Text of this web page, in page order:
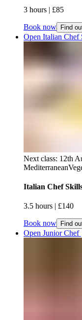
3 hours​​​​‌ ‍ ​‍​‍‌‍ ‌ ​‍‌‍‍‌‌‍‌ ‌‍‍‌‌‍ ‍​‍​‍​ ‍‍​‍​‍‌ ​ ‌‍​‌‌‍ ‍‌‍‍‌‌ ‌​‌ ‍‌​‍ ‍‌‍‍‌‌‍ ​‍​‍​‍ ​​‍​‍‌‍‍​‌ ​‍‌‍‌‌‌‍‌‍​‍​‍​ ‍‍​‍​‍‌‍‍​‌ ‌​‌ ‌​‌ ​​‌ ​ ​ ‍‍​‍ ​‍ ‌‍ ​​‍ ‌‌‍​‌‌‍ ‍‌‍‌​​‍ ‌‌ ​‍​‍ ‌‌‍‍​‌‍ ‌ ‌​‌‍‌‌‌‍ ​‌ ​ ​‍ ‌‌ ​ ‌ ‌​‌ ‌‌‌‍‌​‌‍‍‌‌‍ ​‍ ‍‌ ‌‍‌‍‌‌‌ ​‍‌‍​ ‌‍‌‌‌‍ ​​‍ ‍‌‍​‌‌ ​​‌ ​​​‍ ‌‍‍‌‌‍ ‍‌ ‌​‌‍‌‌‌‍ ‍‌ ‌​​‍ ‌‍‌‌‌‍‌​‌‍‍‌‌ ‌​​‍ ‌‍ ‌‌‍ ‌‍‌​‌‍‌‌​ ‌‌ ​​‌ ​‍‌‍‌‌‌ ​ ‌‍‌‌‌‍ ‍‌ ‌​‌‍​‌‌ ‌​‌‍‍‌‌‍ ‌‍ ‍​ ‍ ‌‍‍‌‌‍‌​​ ‌​ ‍‌‌‍​‌​ ‌ ‌‍​‍‌‍​ ​ ‌‍‌‍‌​​ ‌‌​‍ ‌‌‍​‌​ ‍‌​ ‌​‌‍​‌​‍ ‌​ ‌​​ ‍‌‌‍‌‍‌‍‌​​‍ ‌‌‍​‍​ ‌ ​ ‍​​ ‌‍​‍ ‌​ ​​​ ‍‌‌‍​‍‌‍‌​​ ​ ‌‍​‍‌‍‌‌‌‍​‍​ ‌​‌‍​‍​ ​‌‌‍​‌​ ‍ ‌ ‌​‌ ‍‌‌ ​​‌‍‌‌​ ‌‌‍‍​‌‍ ‌ ‌​‌‍‌‌‌‍ ​‌​​ ‌‍ ​‌‍​‌‌ ​ ‌ ​ ​ ‍ ‌ ​​‌‍​‌‌ ‌​‌‍‍​​ ‌‌ ‌​‌‍‍‌‌‍ ‌‌‍‌‌​ ‌‍​‍‌‍​‌‌ ​ ‌‍‌‌‌‌‌‌‌ ​‍‌‍ ​​ ‌‌‍‍​‌ ‌​‌ ‌​‌ ​​‌ ​ ​‍‌‌​ ​ ‌​​‌​‍‌‌​ ​‍‌​‌‍​‍‌‌​ ​‍‌​‌‍‌‍ ​​‍ ‌‌‍​‌‌‍ ‍‌‍‌​​‍ ‌‌ ​‍​‍ ‌‌‍‍​‌‍ ‌ ‌​‌‍‌‌‌‍ ​‌ ​ ​‍ ‌‌ ​ ‌ ‌​‌ ‌‌‌‍‌​‌‍‍‌‌‍ ​‍ ‍‌ ‌‍‌‍‌‌‌ ​‍‌‍​ ‌‍‌‌‌‍ ​​‍ ‍‌‍​‌‌ ​​‌ ​​​‍‌‍‌‍‍‌‌‍‌​​ ‌​ ‍‌‌‍​‌​ ‌ ‌‍​‍‌‍​ ​ ‌‍‌‍‌​​ ‌‌​‍ ‌‌‍​‌​ ‍‌​ ‌​‌‍​‌​‍ ‌​ ‌​​ ‍‌‌‍‌‍‌‍‌​​‍ ‌‌‍​‍​ ‌ ​ ‍​​ ‌‍​‍ ‌​ ​​​ ‍‌‌‍​‍‌‍‌​​ ​ ‌‍​‍‌‍‌‌‌‍​‍​ ‌​‌‍​‍​ ​‌‌‍​‌​‍‌‍‌ ‌​‌ ‍‌‌ ​​‌‍‌‌​ ‌‌‍‍​‌‍ ‌ ‌​‌‍‌‌‌‍ ​‌​​ ‌‍ ​‌‍​‌‌ ​ ‌ ​ ​‍‌‍‌ ​​‌‍​‌‌ ‌​‌‍‍​​ ‌‌ ‌​‌‍‍‌‌‍ ‌‌‍‌‌​‍‌‍‌ ​​‌‍‌‌‌ ​‍‌ ​ ‌ ​​‌‍‌‌‌‍​ ‌ ‌​‌‍‍‌‌ ‌‍‌‍‌‌​ ‌‌ ​​‌ ‌‌‌‍​‍‌‍ ​‌‍‍‌‌ ​ ‌‍‍​‌‍‌‌‌‍‌​​‍​‍‌ ‌ | £85​​​​‌ ‍ ​‍​‍‌‍ ‌ ​‍‌‍‍‌‌‍‌ ‌‍‍‌‌‍ ‍​‍​‍​ ‍‍​‍​‍‌ ​ ‌‍​‌‌‍ ‍‌‍‍‌‌ ‌​‌ ‍‌​‍ ‍‌‍‍‌‌‍ ​‍​‍​‍ ​​‍​‍‌‍‍​‌ ​‍‌‍‌‌‌‍‌‍​‍​‍​ ‍‍​‍​‍‌‍‍​‌ ‌​‌ ‌​‌ ​​‌ ​ ​ ‍‍​‍ ​‍ ‌‍ ​​‍ ‌‌‍​‌‌‍ ‍‌‍‌​​‍ ‌‌ ​‍​‍ ‌‌‍‍​‌‍ ‌ ‌​‌‍‌‌‌‍ ​‌ ​ ​‍ ‌‌ ​ ‌ ‌​‌ ‌‌‌‍‌​‌‍‍‌‌‍ ​‍ ‍‌ ‌‍‌‍‌‌‌ ​‍‌‍​ ‌‍‌‌‌‍ ​​‍ ‍‌‍​‌‌ ​​‌ ​​​‍ ‌‍‍‌‌‍ ‍‌ ‌​‌‍‌‌‌‍ ‍‌ ‌​​‍ ‌‍‌‌‌‍‌​‌‍‍‌‌ ‌​​‍ ‌‍ ‌‌‍ ‌‍‌​‌‍‌‌​ ‌‌ ​​‌ ​‍‌‍‌‌‌ ​ ‌‍‌‌‌‍ ‍‌ ‌​‌‍​‌‌ ‌​‌‍‍‌‌‍ ‌‍ ‍​ ‍ ‌‍‍‌‌‍‌​​ ‌​ ‍‌‌‍​‌​ ‌ ‌‍​‍‌‍​ ​ ‌‍‌‍‌​​ ‌‌​‍ ‌‌‍​‌​ ‍‌​ ‌​‌‍​‌​‍ ‌​ ‌​​ ‍‌‌‍‌‍‌‍‌​​‍ ‌‌‍​‍​ ‌ ​ ‍​​ ‌‍​‍ ‌​ ​​​ ‍‌‌‍​‍‌‍‌​​ ​ ‌‍​‍‌‍‌‌‌‍​‍​ ‌​‌‍​‍​ ​‌‌‍​‌​ ‍ ‌ ‌​‌ ‍‌‌ ​​‌‍‌‌​ ‌‌‍‍​‌‍ ‌ ‌​‌‍‌‌‌‍ ​‌​​ ‌‍ ​‌‍​‌‌ ​ ‌ ​ ​ ‍ ‌ ​​‌‍​‌‌ ‌​‌‍‍​​ ‌‌ ​​‌ ​‍‌‍‍‌‌‍​ ‌‍‌‌​ ‌‍​‍‌‍​‌‌ ​ ‌‍‌‌‌‌‌‌‌ ​‍‌‍ ​​ ‌‌‍‍​‌ ‌​‌ ‌​‌ ​​‌ ​ ​‍‌‌​ ​ ‌​​‌​‍‌‌​ ​‍‌​‌‍​‍‌‌​ ​‍‌​‌‍‌‍ ​​‍ ‌‌‍​‌‌‍ ‍‌‍‌​​‍ ‌‌ ​‍​‍ ‌‌‍‍​‌‍ ‌ ‌​‌‍‌‌‌‍ ​‌ ​ ​‍ ‌‌ ​ ‌ ‌​‌ ‌‌‌‍‌​‌‍‍‌‌‍ ​‍ ‍‌ ‌‍‌‍‌‌‌ ​‍‌‍​ ‌‍‌‌‌‍ ​​‍ ‍‌‍​‌‌ ​​‌ ​​​‍‌‍‌‍‍‌‌‍‌​​ ‌​ ‍‌‌‍​‌​ ‌ ‌‍​‍‌‍​ ​ ‌‍‌‍‌​​ ‌‌​‍ ‌‌‍​‌​ ‍‌​ ‌​‌‍​‌​‍ ‌​ ‌​​ ‍‌‌‍‌‍‌‍‌​​‍ ‌‌‍​‍​ ‌ ​ ‍​​ ‌‍​‍ ‌​ ​​​ ‍‌‌‍​‍‌‍‌​​ ​ ‌‍​‍‌‍‌‌‌‍​‍​ ‌​‌‍​‍​ ​‌‌‍​‌​‍‌‍‌ ‌​‌ ‍‌‌ ​​‌‍‌‌​ ‌‌‍‍​‌‍ ‌ ‌​‌‍‌‌‌‍ ​‌​​ ‌‍ ​‌‍​‌‌ ​ ‌ ​ ​‍‌‍‌ ​​‌‍​‌‌ ‌​‌‍‍​​ ‌‌ ​​‌ ​‍‌‍‍‌‌‍​ ‌‍‌‌​‍‌‍‌ ​​‌‍‌‌‌ ​‍‌ ​ ‌ ​​‌‍‌‌‌‍​ ‌ ‌​‌‍‍‌‌ ‌‍‌‍‌‌​ ‌‌ ​​‌ ‌‌‌‍​‍‌‍ ​‌‍‍‌‌ ​ ‌‍‍​‌‍‌‌‌‍‌​​‍​‍‌ ‌
Book now Find
Open Italian Chef Skills​​​​‌
Next class: 12th
Mediterranean
Italian Chef Skills​​​​‌
3.5 hours​​​​‌ ‍ ​‍​‍‌‍ ‌ ​‍‌‍‍‌‌‍‌ ‌‍‍‌‌‍ ‍​‍​‍​ ‍‍​‍​‍‌ ​ ‌‍​‌‌‍ ‍‌‍‍‌‌ ‌​‌ ‍‌​‍ ‍‌‍‍‌‌‍ ​‍​‍​‍ ​​‍​‍‌‍‍​‌ ​‍‌‍‌‌‌‍‌‍​‍​‍​ ‍‍​‍​‍‌‍‍​‌ ‌​‌ ‌​‌ ​​‌ ​ ​ ‍‍​‍ ​‍ ‌‍ ​​‍ ‌‌‍​‌‌‍ ‍‌‍‌​​‍ ‌‌ ​‍​‍ ‌‌‍‍​‌‍ ‌ ‌​‌‍‌‌‌‍ ​‌ ​ ​‍ ‌‌ ​ ‌ ‌​‌ ‌‌‌‍‌​‌‍‍‌‌‍ ​‍ ‍‌ ‌‍‌‍‌‌‌ ​‍‌‍​ ‌‍‌‌‌‍ ​​‍ ‍‌‍​‌‌ ​​‌ ​​​‍ ‌‍‍‌‌‍ ‍‌ ‌​‌‍‌‌‌‍ ‍‌ ‌​​‍ ‌‍‌‌‌‍‌​‌‍‍‌‌ ‌​​‍ ‌‍ ‌‌‍ ‌‍‌​‌‍‌‌​ ‌‌ ​​‌ ​‍‌‍‌‌‌ ​ ‌‍‌‌‌‍ ‍‌ ‌​‌‍​‌‌ ‌​‌‍‍‌‌‍ ‌‍ ‍​ ‍ ‌‍‍‌‌‍‌​​ ‌‌‍‌‌​ ‍‌‌‍‌‌​ ‌ ‌‍​‍​ ‍‌​ ​‍​ ​‌​‍ ‌​ ​‌​ ‍​​ ​​​ ‍​​‍ ‌​ ‌​​ ​ ‌‍​ ​ ​‌​‍ ‌‌‍​‍‌‍​ ‌‍​‍‌‍‌‌​‍ ‌‌‍​ ‌‍​‌​ ‌ ​ ‍‌​ ​​‌‍‌‍‌‍‌‍​ ​‌​ ​​‌‍​ ​ ‍‌‌‍‌‌​ ‍ ‌ ‌​‌ ‍‌‌ ​​‌‍‌‌​ ‌‌‍‍​‌‍ ‌ ‌​‌‍‌‌‌‍ ​‌​​ ‌‍ ​‌‍​‌‌ ​ ‌ ​ ​ ‍ ‌ ​​‌‍​‌‌ ‌​‌‍‍​​ ‌‌ ‌​‌‍‍‌‌‍ ‌‌‍‌‌​ ‌‍​‍‌‍​‌‌ ​ ‌‍‌‌‌‌‌‌‌ ​‍‌‍ ​​ ‌‌‍‍​‌ ‌​‌ ‌​‌ ​​‌ ​ ​‍‌‌​ ​ ‌​​‌​‍‌‌​ ​‍‌​‌‍​‍‌‌​ ​‍‌​‌‍‌‍ ​​‍ ‌‌‍​‌‌‍ ‍‌‍‌​​‍ ‌‌ ​‍​‍ ‌‌‍‍​‌‍ ‌ ‌​‌‍‌‌‌‍ ​‌ ​ ​‍ ‌‌ ​ ‌ ‌​‌ ‌‌‌‍‌​‌‍‍‌‌‍ ​‍ ‍‌ ‌‍‌‍‌‌‌ ​‍‌‍​ ‌‍‌‌‌‍ ​​‍ ‍‌‍​‌‌ ​​‌ ​​​‍‌‍‌‍‍‌‌‍‌​​ ‌‌‍‌‌​ ‍‌‌‍‌‌​ ‌ ‌‍​‍​ ‍‌​ ​‍​ ​‌​‍ ‌​ ​‌​ ‍​​ ​​​ ‍​​‍ ‌​ ‌​​ ​ ‌‍​ ​ ​‌​‍ ‌‌‍​‍‌‍​ ‌‍​‍‌‍‌‌​‍ ‌‌‍​ ‌‍​‌​ ‌ ​ ‍‌​ ​​‌‍‌‍‌‍‌‍​ ​‌​ ​​‌‍​ ​ ‍‌‌‍‌‌​‍‌‍‌ ‌​‌ ‍‌‌ ​​‌‍‌‌​ ‌‌‍‍​‌‍ ‌ ‌​‌‍‌‌‌‍ ​‌​​ ‌‍ ​‌‍​‌‌ ​ ‌ ​ ​‍‌‍‌ ​​‌‍​‌‌ ‌​‌‍‍​​ ‌‌ ‌​‌‍‍‌‌‍ ‌‌‍‌‌​‍‌‍‌ ​​‌‍‌‌‌ ​‍‌ ​ ‌ ​​‌‍‌‌‌‍​ ‌ ‌​‌‍‍‌‌ ‌‍‌‍‌‌​ ‌‌ ​​‌ ‌‌‌‍​‍‌‍ ​‌‍‍‌‌ ​ ‌‍‍​‌‍‌‌‌‍‌​​‍​‍‌ ‌ | £140​​​​‌ ‍ ​‍​‍‌‍ ‌ ​‍‌‍‍‌‌‍‌ ‌‍‍‌‌‍ ‍​‍​‍​ ‍‍​‍​‍‌ ​ ‌‍​‌‌‍ ‍‌‍‍‌‌ ‌​‌ ‍‌​‍ ‍‌‍‍‌‌‍ ​‍​‍​‍ ​​‍​‍‌‍‍​‌ ​‍‌‍‌‌‌‍‌‍​‍​‍​ ‍‍​‍​‍‌‍‍​‌ ‌​‌ ‌​‌ ​​‌ ​ ​ ‍‍​‍ ​‍ ‌‍ ​​‍ ‌‌‍​‌‌‍ ‍‌‍‌​​‍ ‌‌ ​‍​‍ ‌‌‍‍​‌‍ ‌ ‌​‌‍‌‌‌‍ ​‌ ​ ​‍ ‌‌ ​ ‌ ‌​‌ ‌‌‌‍‌​‌‍‍‌‌‍ ​‍ ‍‌ ‌‍‌‍‌‌‌ ​‍‌‍​ ‌‍‌‌‌‍ ​​‍ ‍‌‍​‌‌ ​​‌ ​​​‍ ‌‍‍‌‌‍ ‍‌ ‌​‌‍‌‌‌‍ ‍‌ ‌​​‍ ‌‍‌‌‌‍‌​‌‍‍‌‌ ‌​​‍ ‌‍ ‌‌‍ ‌‍‌​‌‍‌‌​ ‌‌ ​​‌ ​‍‌‍‌‌‌ ​ ‌‍‌‌‌‍ ‍‌ ‌​‌‍​‌‌ ‌​‌‍‍‌‌‍ ‌‍ ‍​ ‍ ‌‍‍‌‌‍‌​​ ‌‌‍‌‌​ ‍‌‌‍‌‌​ ‌ ‌‍​‍​ ‍‌​ ​‍​ ​‌​‍ ‌​ ​‌​ ‍​​ ​​​ ‍​​‍ ‌​ ‌​​ ​ ‌‍​ ​ ​‌​‍ ‌‌‍​‍‌‍​ ‌‍​‍‌‍‌‌​‍ ‌‌‍​ ‌‍​‌​ ‌ ​ ‍‌​ ​​‌‍‌‍‌‍‌‍​ ​‌​ ​​‌‍​ ​ ‍‌‌‍‌‌​ ‍ ‌ ‌​‌ ‍‌‌ ​​‌‍‌‌​ ‌‌‍‍​‌‍ ‌ ‌​‌‍‌‌‌‍ ​‌​​ ‌‍ ​‌‍​‌‌ ​ ‌ ​ ​ ‍ ‌ ​​‌‍​‌‌ ‌​‌‍‍​​ ‌‌ ​​‌ ​‍‌‍‍‌‌‍​ ‌‍‌‌​ ‌‍​‍‌‍​‌‌ ​ ‌‍‌‌‌‌‌‌‌ ​‍‌‍ ​​ ‌‌‍‍​‌ ‌​‌ ‌​‌ ​​‌ ​ ​‍‌‌​ ​ ‌​​‌​‍‌‌​ ​‍‌​‌‍​‍‌‌​ ​‍‌​‌‍‌‍ ​​‍ ‌‌‍​‌‌‍ ‍‌‍‌​​‍ ‌‌ ​‍​‍ ‌‌‍‍​‌‍ ‌ ‌​‌‍‌‌‌‍ ​‌ ​ ​‍ ‌‌ ​ ‌ ‌​‌ ‌‌‌‍‌​‌‍‍‌‌‍ ​‍ ‍‌ ‌‍‌‍‌‌‌ ​‍‌‍​ ‌‍‌‌‌‍ ​​‍ ‍‌‍​‌‌ ​​‌ ​​​‍‌‍‌‍‍‌‌‍‌​​ ‌‌‍‌‌​ ‍‌‌‍‌‌​ ‌ ‌‍​‍​ ‍‌​ ​‍​ ​‌​‍ ‌​ ​‌​ ‍​​ ​​​ ‍​​‍ ‌​ ‌​​ ​ ‌‍​ ​ ​‌​‍ ‌‌‍​‍‌‍​ ‌‍​‍‌‍‌‌​‍ ‌‌‍​ ‌‍​‌​ ‌ ​ ‍‌​ ​​‌‍‌‍‌‍‌‍​ ​‌​ ​​‌‍​ ​ ‍‌‌‍‌‌​‍‌‍‌ ‌​‌ ‍‌‌ ​​‌‍‌‌​ ‌‌‍‍​‌‍ ‌ ‌​‌‍‌‌‌‍ ​‌​​ ‌‍ ​‌‍​‌‌ ​ ‌ ​ ​‍‌‍‌ ​​‌‍​‌‌ ‌​‌‍‍​​ ‌‌ ​​‌ ​‍‌‍‍‌‌‍​ ‌‍‌‌​‍‌‍‌ ​​‌‍‌‌‌ ​‍‌ ​ ‌ ​​‌‍‌‌‌‍​ ‌ ‌​‌‍‍‌‌ ‌‍‌‍‌‌​ ‌‌ ​​‌ ‌‌‌‍​‍‌‍ ​‌‍‍‌‌ ​ ‌‍‍​‌‍‌‌‌‍‌​​‍​‍‌ ‌
Book now Find
Open Junior Chef ​​​​‌ ‍ ​‍​‍‌‍ ‌ ​‍‌‍‍‌‌‍‌ ‌‍‍‌‌‍ ‍​‍​‍​ ‍‍​‍​‍‌ ​ ‌‍​‌‌‍ ‍‌‍‍‌‌ ‌​‌ ‍‌​‍ ‍‌‍‍‌‌‍ ​‍​‍​‍ ​​‍​‍‌‍‍​‌ ​‍‌‍‌‌‌‍‌‍​‍​‍​ ‍‍​‍​‍‌‍‍​‌ ‌​‌ ‌​‌ ​​‌ ​ ​ ‍‍​‍ ​‍ ‌‍ ​​‍ ‌‌‍​‌‌‍ ‍‌‍‌​​‍ ‌‌ ​‍​‍ ‌‌‍‍​‌‍ ‌ ‌​‌‍‌‌‌‍ ​‌ ​ ​‍ ‌‌ ​ ‌ ‌​‌ ‌‌‌‍‌​‌‍‍‌‌‍ ​‍ ‍‌ ‌‍‌‍‌‌‌ ​‍‌‍​ ‌‍‌‌‌‍ ​​‍ ‍‌‍​‌‌ ​​‌ ​​​‍ ‌‍‍‌‌‍ ‍‌ ‌​‌‍‌‌‌‍ ‍‌ ‌​​‍ ‌‍‌‌‌‍‌​‌‍‍‌‌ ‌​​‍ ‌‍ ‌‌‍ ‌‍‌​‌‍‌‌​ ‌‌ ​​‌ ​‍‌‍‌‌‌ ​ ‌‍‌‌‌‍ ‍‌ ‌​‌‍​‌‌ ‌​‌‍‍‌‌‍ ‌‍ ‍​ ‍ ‌‍‍‌‌‍‌​​ ‌‌‍‌​‌‍‌‍​ ​‍​ ‍‌‌‍‌‍‌‍​‍​ ‌​‌‍‌​​‍ ‌​ ‌​​ ‌ ​ ‍‌‌‍‌‍​‍ ‌​ ‌​​ ‌‍​ ‌‌‌‍​ ​‍ ‌​ ‍‌​ ​​​ ‌ ​ ‍​​‍ ‌‌‍​‍‌‍​ ​ ‌‍​ ​‍​ ​ ​ ​‍‌‍‌‌​ ‌‍‌‍​‍​ ‌‍​ ​‍​ ​‌​ ‍ ‌ ‌​‌ ‍‌‌ ​​‌‍‌‌​ ‌‌‍‍​‌‍ ‌ ‌​‌‍‌‌‌‍ ​‌​​ ‌‍ ​‌‍​‌‌ ​ ‌ ​ ​ ‍ ‌ ​​‌‍​‌‌ ‌​‌‍‍​​ ‌‌ ‌​‌‍‍‌‌ ‌​‌‍ ​‌‍‌‌​ ‌‍​‍‌‍​‌‌ ​ ‌‍‌‌‌‌‌‌‌ ​‍‌‍ ​​ ‌‌‍‍​‌ ‌​‌ ‌​‌ ​​‌ ​ ​‍‌‌​ ​ ‌​​‌​‍‌‌​ ​‍‌​‌‍​‍‌‌​ ​‍‌​‌‍‌‍ ​​‍ ‌‌‍​‌‌‍ ‍‌‍‌​​‍ ‌‌ ​‍​‍ ‌‌‍‍​‌‍ ‌ ‌​‌‍‌‌‌‍ ​‌ ​ ​‍ ‌‌ ​ ‌ ‌​‌ ‌‌‌‍‌​‌‍‍‌‌‍ ​‍ ‍‌ ‌‍‌‍‌‌‌ ​‍‌‍​ ‌‍‌‌‌‍ ​​‍ ‍‌‍​‌‌ ​​‌ ​​​‍‌‍‌‍‍‌‌‍‌​​ ‌‌‍‌​‌‍‌‍​ ​‍​ ‍‌‌‍‌‍‌‍​‍​ ‌​‌‍‌​​‍ ‌​ ‌​​ ‌ ​ ‍‌‌‍‌‍​‍ ‌​ ‌​​ ‌‍​ ‌‌‌‍​ ​‍ ‌​ ‍‌​ ​​​ ‌ ​ ‍​​‍ ‌‌‍​‍‌‍​ ​ ‌‍​ ​‍​ ​ ​ ​‍‌‍‌‌​ ‌‍‌‍​‍​ ‌‍​ ​‍​ ​‌​‍‌‍‌ ‌​‌ ‍‌‌ ​​‌‍‌‌​ ‌‌‍‍​‌‍ ‌ ‌​‌‍‌‌‌‍ ​‌​​ ‌‍ ​‌‍​‌‌ ​ ‌ ​ ​‍‌‍‌ ​​‌‍​‌‌ ‌​‌‍‍​​ ‌‌ ‌​‌‍‍‌‌ ‌​‌‍ ​‌‍‌‌​‍‌‍‌ ​​‌‍‌‌‌ ​‍‌ ​ ‌ ​​‌‍‌‌‌‍​ ‌ ‌​‌‍‍‌‌ ‌‍‌‍‌‌​ ‌‌ ​​‌ ‌‌‌‍​‍‌‍ ​‌‍‍‌‌ ​ ‌‍‍​‌‍‌‌‌‍‌​​‍​‍‌ ‌